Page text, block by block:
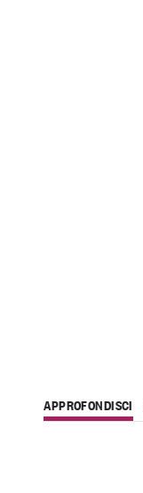
APPROFONDISCI